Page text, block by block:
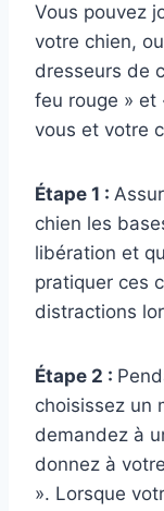
Vous pouvez
votre chien,
dresseurs de
feu rouge » et
vous et votre
Étape 1 :
chien les
libération et
pratiquer ces
distractions
Étape 2 :
choisissez un
demandez à
donnez à
». Lorsque